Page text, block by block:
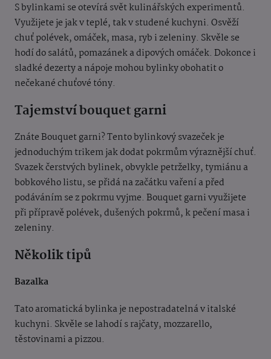
S bylinkami se otevírá svět kulinářských experimentů.
Využijete je jak v teplé, tak v studené kuchyni. Osvěží
chuť polévek, omáček, masa, ryb i zeleniny. Skvěle se
hodí do salátů, pomazánek a dipových omáček. Dokonce i
sladké dezerty a nápoje mohou bylinky obohatit o
nečekané chuťové tóny.
Tajemství bouquet garni
Znáte Bouquet garni? Tento bylinkový svazeček je
jednoduchým trikem jak dodat pokrmům výraznější chuť.
Svazek čerstvých bylinek, obvykle petrželky, tymiánu a
bobkového listu, se přidá na začátku vaření a před
podáváním se z pokrmu vyjme. Bouquet garni využijete
při přípravě polévek, dušených pokrmů, k pečení masa i
zeleniny.
Několik tipů
Bazalka
Tato aromatická bylinka je nepostradatelná v italské
kuchyni. Skvěle se lahodí s rajčaty, mozzarello,
těstovinami a pizzou.